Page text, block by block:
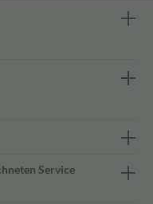
Service